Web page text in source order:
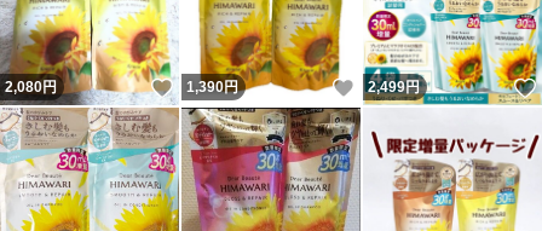
2,080円 いいね！
1,390円 いいね！
2,499円